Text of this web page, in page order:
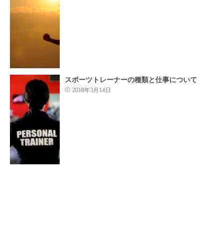
スポーツトレーナーの種類と仕事について
2018年3月14日